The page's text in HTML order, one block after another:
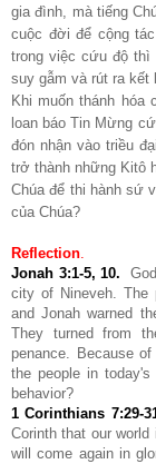
gia đình, mà tiếng
cuộc đời để cộng
trong việc cứu độ thì
suy gẫm và rút ra kết
Khi muốn thánh hóa
loan báo Tin Mừng
đón nhận vào triều
trở thành những Kitô
Chúa để thi hành sứ
của Chúa?
Reflection.
Jonah 3:1-5, 10.
city of Nineveh. The
and Jonah warned
They turned from
penance. Because
the people in
behavior?
1 Corinthians 7:29-
Corinth that our
will come again in